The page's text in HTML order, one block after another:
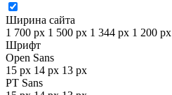
Ширина сайта
1 700 px 1 500 px 1 344 px 1 200 px
Шрифт
Open Sans
15 px 14 px 13 px
PT Sans